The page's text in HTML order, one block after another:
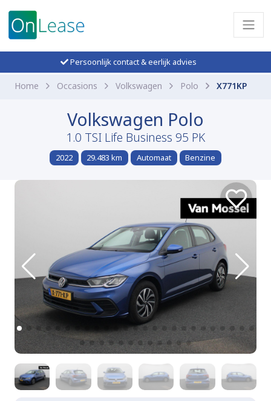
Persoonlijk contact & eerlijk advies
Home Occasions Volkswagen Polo X771KP
Volkswagen Polo
1.0 TSI Life Business 95 PK
2022 29.483 km Automaat Benzine